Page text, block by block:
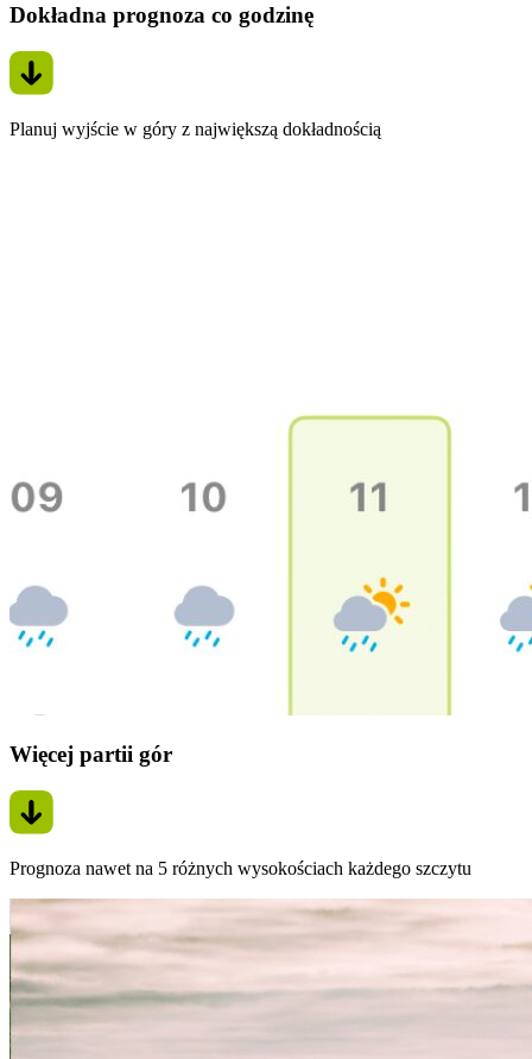
Dokładna prognoza co godzinę
Planuj wyjście w góry z największą dokładnością
Więcej partii gór
Prognoza nawet na 5 różnych wysokościach każdego szczytu